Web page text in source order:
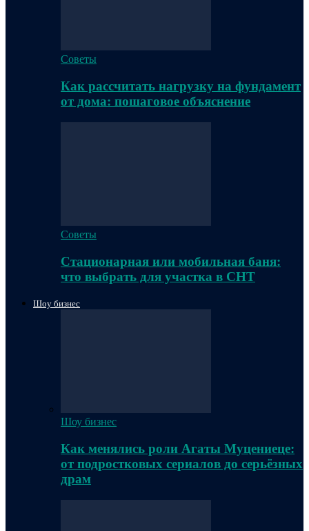
Советы
Как рассчитать нагрузку на фундамент
от дома: пошаговое объяснение
Советы
Стационарная или мобильная баня:
что выбрать для участка в СНТ
Шоу бизнес
Шоу бизнес
Как менялись роли Агаты Муцениеце:
от подростковых сериалов до серьёзных
драм